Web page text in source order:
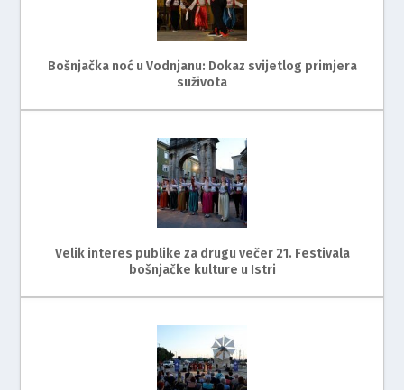
Bošnjačka noć u Vodnjanu: Dokaz svijetlog primjera
suživota
Velik interes publike za drugu večer 21. Festivala
bošnjačke kulture u Istri